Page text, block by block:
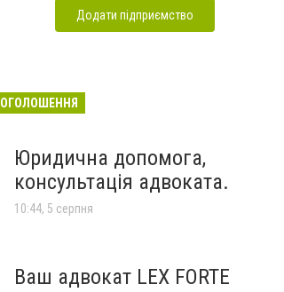
Додати підприємство
ОГОЛОШЕННЯ
Юридична допомога,
консультація адвоката.
10:44, 5 серпня
Ваш адвокат LEX FORTE